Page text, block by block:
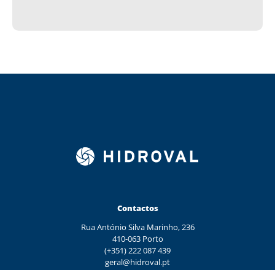
Contactos
Rua António Silva Marinho, 236
410-063 Porto
(+351) 222 087 439
geral@hidroval.pt